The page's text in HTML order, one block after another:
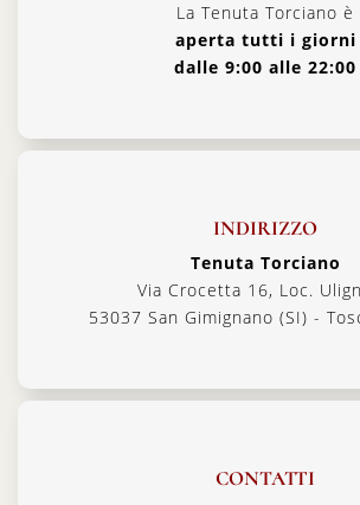
La Tenuta Torciano è
aperta tutti i giorni
dalle 9:00 alle 22:00
INDIRIZZO
Tenuta Torciano
Via Crocetta 16, Loc.
53037 San Gimignano (SI) -
CONTATTI